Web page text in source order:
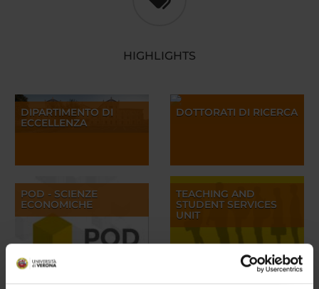
HIGHLIGHTS
DIPARTIMENTO DI
ECCELLENZA
DOTTORATI DI RICERCA
POD - SCIENZE
ECONOMICHE
TEACHING AND
STUDENT SERVICES
UNIT
SERVICE
JOB AND RESEARCH
OPPORTUNITIES